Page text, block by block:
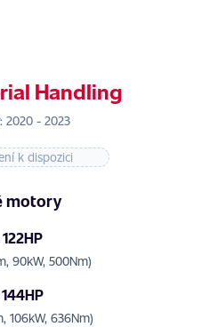
Handling
2020 - 2023
k dispozici
motory
90kW, 500Nm)
106kW, 636Nm)